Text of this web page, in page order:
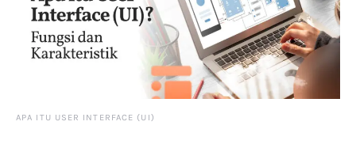
APA ITU USER INTERFACE (UI)